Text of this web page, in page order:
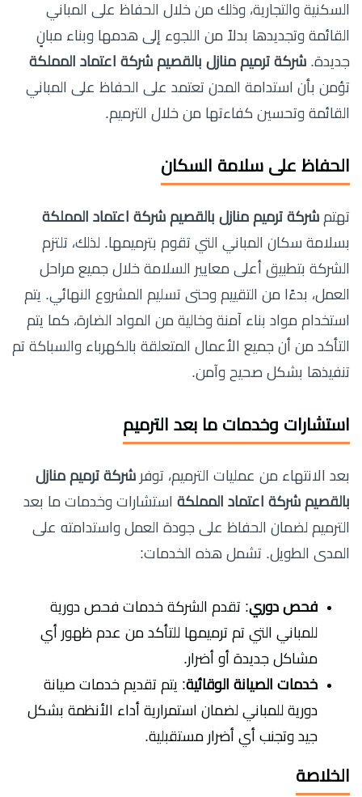
السكنية والتجارية، وذلك من خلال الحفاظ على المباني
القائمة وتجديدها بدلاً من اللجوء إلى هدمها وبناء مبانٍ
جديدة. شركة ترميم منازل بالقصيم شركة اعتماد المملكة
تؤمن بأن استدامة المدن تعتمد على الحفاظ على المباني
القائمة وتحسين كفاءتها من خلال الترميم.
الحفاظ على سلامة السكان
تهتم شركة ترميم منازل بالقصيم شركة اعتماد المملكة
بسلامة سكان المباني التي تقوم بترميمها. لذلك، تلتزم
الشركة بتطبيق أعلى معايير السلامة خلال جميع مراحل
العمل، بدءًا من التقييم وحتى تسليم المشروع النهائي. يتم
استخدام مواد بناء آمنة وخالية من المواد الضارة، كما يتم
التأكد من أن جميع الأعمال المتعلقة بالكهرباء والسباكة تم
تنفيذها بشكل صحيح وآمن.
استشارات وخدمات ما بعد الترميم
بعد الانتهاء من عمليات الترميم، توفر شركة ترميم منازل
بالقصيم شركة اعتماد المملكة استشارات وخدمات ما بعد
الترميم لضمان الحفاظ على جودة العمل واستدامته على
المدى الطويل. تشمل هذه الخدمات:
فحص دوري: تقدم الشركة خدمات فحص دورية
للمباني التي تم ترميمها للتأكد من عدم ظهور أي
مشاكل جديدة أو أضرار.
خدمات الصيانة الوقائية: يتم تقديم خدمات صيانة
دورية للمباني لضمان استمرارية أداء الأنظمة بشكل
جيد وتجنب أي أضرار مستقبلية.
الخلاصة